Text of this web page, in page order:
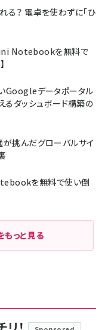
る？ 電卓を使わずに「ひ
Notebookを無料で
Googleデータポータル
ダッシュボード構築の
挑んだグローバルサイ
を無料で使い倒
もっと見る